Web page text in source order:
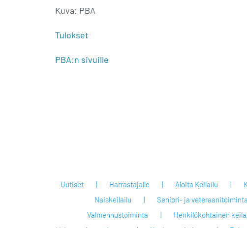
Kuva: PBA
Tulokset
PBA:n sivuille
Uutiset Harrastajalle Aloita Keilailu
Naiskeilailu
Seniori- ja veteraanitoiminta
Valmennustoiminta
Henkilökohtainen